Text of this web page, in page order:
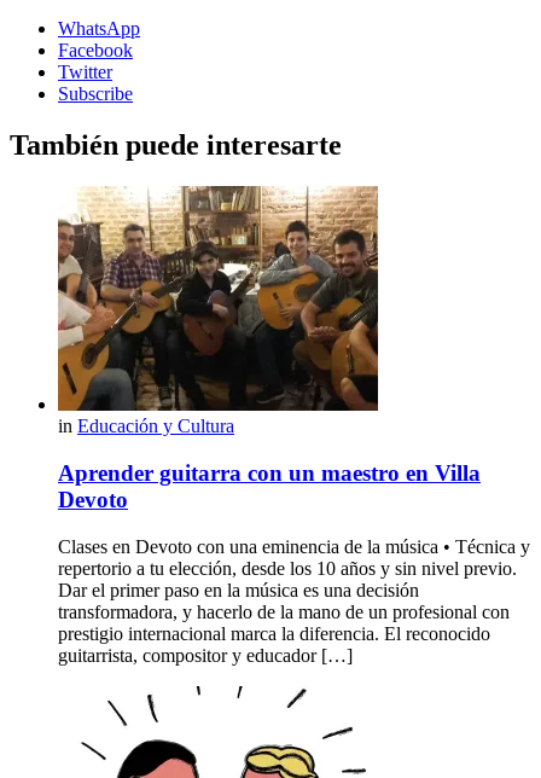
WhatsApp
Facebook
Twitter
Subscribe
También puede interesarte
in Educación y Cultura
Aprender guitarra con un maestro en Villa
Devoto
Clases en Devoto con una eminencia de la música • Técnica y
repertorio a tu elección, desde los 10 años y sin nivel previo.
Dar el primer paso en la música es una decisión
transformadora, y hacerlo de la mano de un profesional con
prestigio internacional marca la diferencia. El reconocido
guitarrista, compositor y educador […]